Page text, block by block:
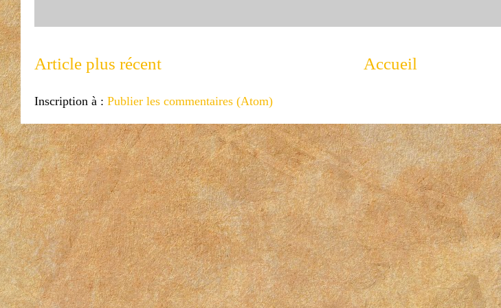
Article plus récent Accueil
Inscription à : Publier les commentaires (Atom)